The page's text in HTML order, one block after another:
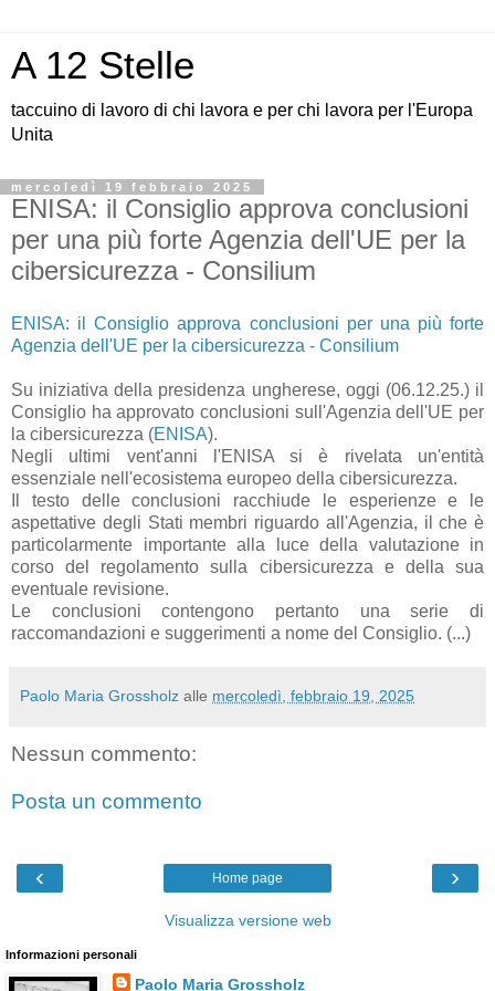
A 12 Stelle
taccuino di lavoro di chi lavora e per chi lavora per l'Europa
Unita
mercoledì 19 febbraio 2025
ENISA: il Consiglio approva conclusioni
per una più forte Agenzia dell'UE per la
cibersicurezza - Consilium
ENISA: il Consiglio approva conclusioni per una più forte
Agenzia dell'UE per la cibersicurezza - Consilium
Su iniziativa della presidenza ungherese, oggi (06.12.25.) il
Consiglio ha approvato conclusioni sull'Agenzia dell'UE per
la cibersicurezza (ENISA).
Negli ultimi vent'anni l'ENISA si è rivelata un'entità
essenziale nell'ecosistema europeo della cibersicurezza.
Il testo delle conclusioni racchiude le esperienze e le
aspettative degli Stati membri riguardo all'Agenzia, il che è
particolarmente importante alla luce della valutazione in
corso del regolamento sulla cibersicurezza e della sua
eventuale revisione.
Le conclusioni contengono pertanto una serie di
raccomandazioni e suggerimenti a nome del Consiglio. (...)
Paolo Maria Grossholz alle mercoledì, febbraio 19, 2025
Nessun commento:
Posta un commento
‹ ›
Home page
Visualizza versione web
Informazioni personali
Paolo Maria Grossholz